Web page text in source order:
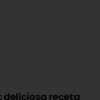
deliciosa receta